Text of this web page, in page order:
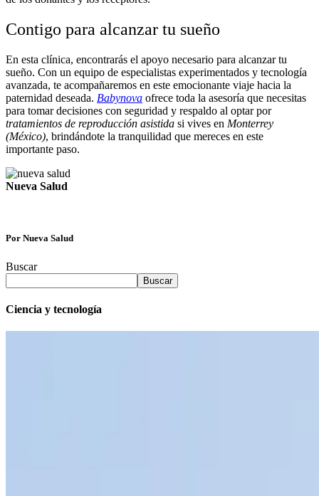
Contigo para alcanzar tu sueño
En esta clínica, encontrarás el apoyo necesario para alcanzar tu
sueño. Con un equipo de especialistas experimentados y tecnología
avanzada, te acompañaremos en este emocionante viaje hacia la
paternidad deseada. Babynova ofrece toda la asesoría que necesitas
para tomar decisiones con seguridad y respaldo al optar por
tratamientos de reproducción asistida si vives en Monterrey
(México), brindándote la tranquilidad que mereces en este
importante paso.
Nueva Salud
Por Nueva Salud
Buscar
Buscar
Ciencia y tecnología